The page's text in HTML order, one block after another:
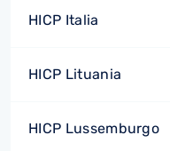
HICP Italia
HICP Lituania
HICP Lussemburgo